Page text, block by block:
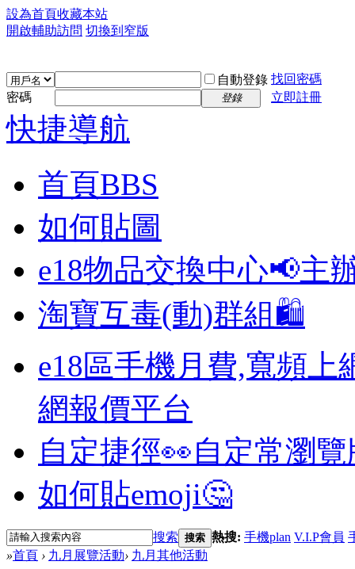
設為首頁收藏本站
開啟輔助訪問 切換到窄版
自動登錄 找回密碼
密碼
登錄 立即註冊
快捷導航
首頁BBS
如何貼圖
e18物品交換中心📢主
淘寶互毒(動)群組🛍️
e18區手機月費,寬頻上
網報價平台
自定捷徑👀自定常瀏
如何貼emoji🤔
搜索 搜索 熱搜: 手機plan V.I.P會員
»首頁 › 九月展覽活動› 九月其他活動